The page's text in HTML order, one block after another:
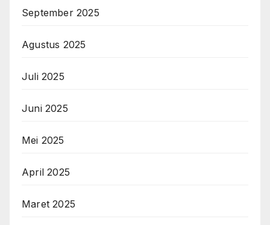
September 2025
Agustus 2025
Juli 2025
Juni 2025
Mei 2025
April 2025
Maret 2025